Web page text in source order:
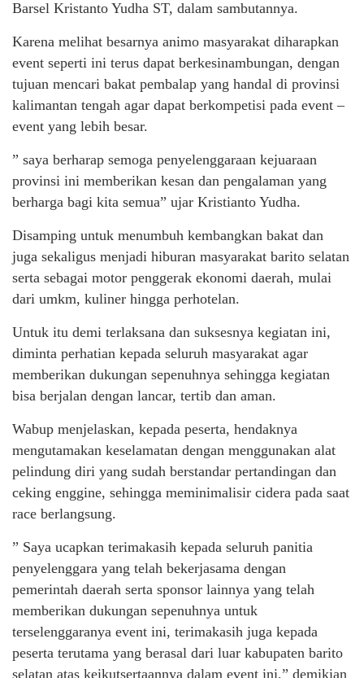
Barsel Kristanto Yudha ST, dalam sambutannya.
Karena melihat besarnya animo masyarakat diharapkan
event seperti ini terus dapat berkesinambungan, dengan
tujuan mencari bakat pembalap yang handal di provinsi
kalimantan tengah agar dapat berkompetisi pada event –
event yang lebih besar.
” saya berharap semoga penyelenggaraan kejuaraan
provinsi ini memberikan kesan dan pengalaman yang
berharga bagi kita semua” ujar Kristianto Yudha.
Disamping untuk menumbuh kembangkan bakat dan
juga sekaligus menjadi hiburan masyarakat barito selatan
serta sebagai motor penggerak ekonomi daerah, mulai
dari umkm, kuliner hingga perhotelan.
Untuk itu demi terlaksana dan suksesnya kegiatan ini,
diminta perhatian kepada seluruh masyarakat agar
memberikan dukungan sepenuhnya sehingga kegiatan
bisa berjalan dengan lancar, tertib dan aman.
Wabup menjelaskan, kepada peserta, hendaknya
mengutamakan keselamatan dengan menggunakan alat
pelindung diri yang sudah berstandar pertandingan dan
ceking enggine, sehingga meminimalisir cidera pada saat
race berlangsung.
” Saya ucapkan terimakasih kepada seluruh panitia
penyelenggara yang telah bekerjasama dengan
pemerintah daerah serta sponsor lainnya yang telah
memberikan dukungan sepenuhnya untuk
terselenggaranya event ini, terimakasih juga kepada
peserta terutama yang berasal dari luar kabupaten barito
selatan atas keikutsertaannya dalam event ini,” demikian